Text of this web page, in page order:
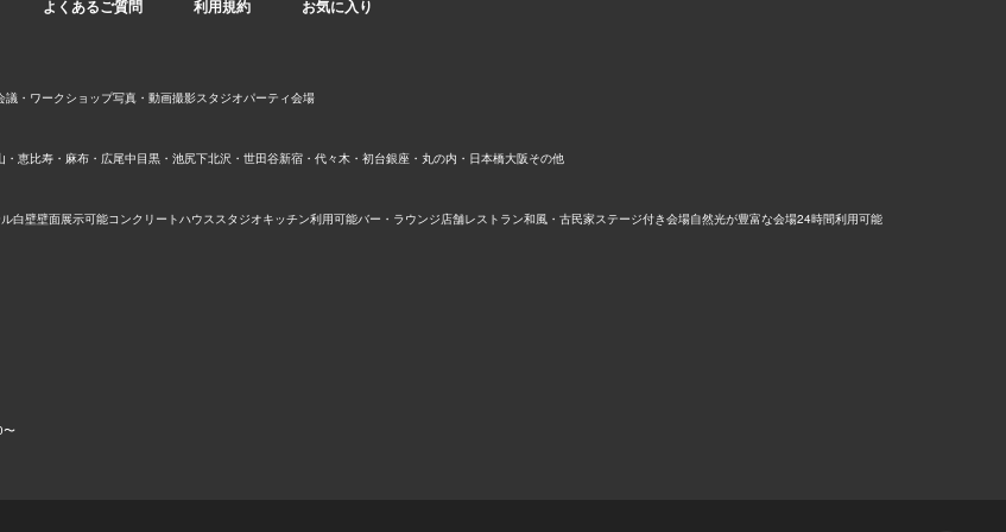
よくあるご質問 利用規約 お気に入り
議・ワークショップ写真・動画撮影スタジオパーティ会場
・恵比寿・麻布・広尾中目黒・池尻下北沢・世田谷新宿・代々木・初台銀座・丸の内・日本橋大阪その他
白壁壁面展示可能コンクリートハウススタジオキッチン利用可能バー・ラウンジ店舗レストラン和風・古民家ステージ付き会場自然光が豊富な会場24時間利用可能
〜